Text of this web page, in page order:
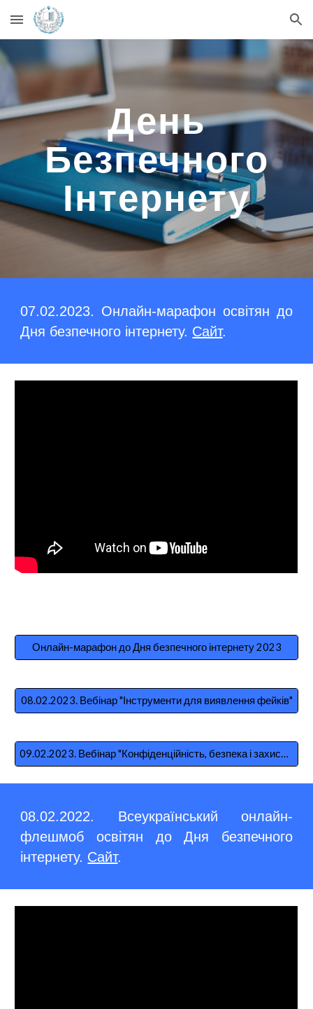
Skip to main content Skip to navigation
День
Безпечного
Інтернету
07.02.2023. Онлайн-марафон освітян до
Дня безпечного інтернету. Сайт.
Онлайн-марафон до Дня безпечного інтернету 2023
08.02.2023. Вебінар "Інструменти для виявлення фейків"
09.02.2023. Вебінар "Конфіденційність, безпека і захист інформації у використанні цифрових інструментів Google"
08.02.2022. Всеукраїнський онлайн-
флешмоб освітян до Дня безпечного
інтернету. Сайт.